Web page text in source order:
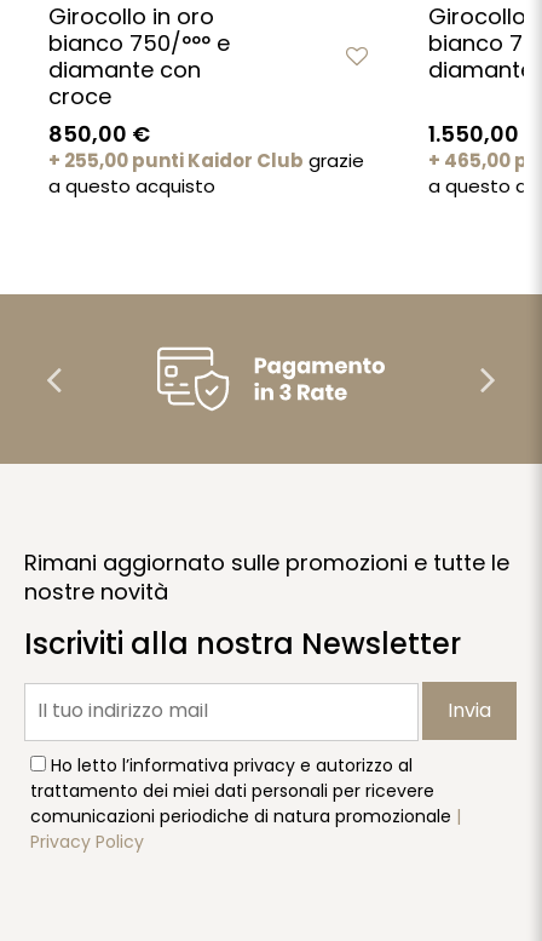
Girocollo in oro
bianco 750/°°° e
diamante con
croce
850,00 €
+ 255,00 punti Kaidor Club grazie
a questo acquisto
Girocollo
bianco
diamante
1.550,00 €
+ 465,00
a questo
Rimani aggiornato sulle promozioni e tutte le
nostre novità
Iscriviti alla nostra Newsletter
Invia
Ho letto l’informativa privacy e autorizzo al
trattamento dei miei dati personali per ricevere
comunicazioni periodiche di natura promozionale |
Privacy Policy